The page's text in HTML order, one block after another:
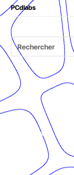
PCdlabs
© Présent